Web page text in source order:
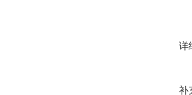
详
补